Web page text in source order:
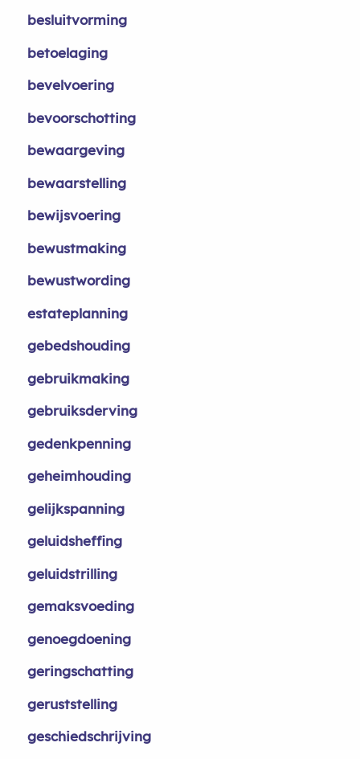
besluitvorming
betoelaging
bevelvoering
bevoorschotting
bewaargeving
bewaarstelling
bewijsvoering
bewustmaking
bewustwording
estateplanning
gebedshouding
gebruikmaking
gebruiksderving
gedenkpenning
geheimhouding
gelijkspanning
geluidsheffing
geluidstrilling
gemaksvoeding
genoegdoening
geringschatting
geruststelling
geschiedschrijving